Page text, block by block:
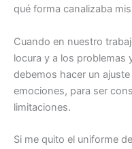
qué forma canalizaba
Cuando en nuestro
locura y a los problemas
debemos hacer un
emociones, para ser
limitaciones.
Si me quito el uniforme